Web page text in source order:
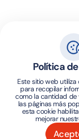
Política
Este sitio web
para recopilar
como la cantidad de
las páginas más
esta cookie
mejorar